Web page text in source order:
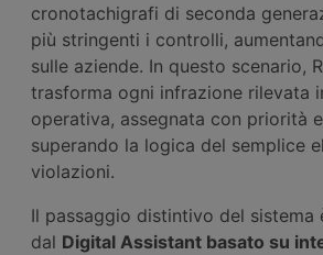
cronotachigrafi di seconda
più stringenti i controlli,
sulle aziende. In questo scenario,
trasforma ogni infrazione rilevata
operativa, assegnata con priorità
superando la logica del semplice
violazioni.
Il passaggio distintivo del sistema
dal Digital Assistant basato su